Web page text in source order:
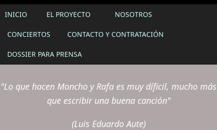
INICIO EL PROYECTO NOSOTROS
CONCIERTOS CONTACTO Y CONTRATACIÓN
DOSSIER PARA PRENSA
"Lo que hacen Moncho y Rafa es muy díficil, mucho más
que escribir una buena canción"
(Luis Eduardo Aute)